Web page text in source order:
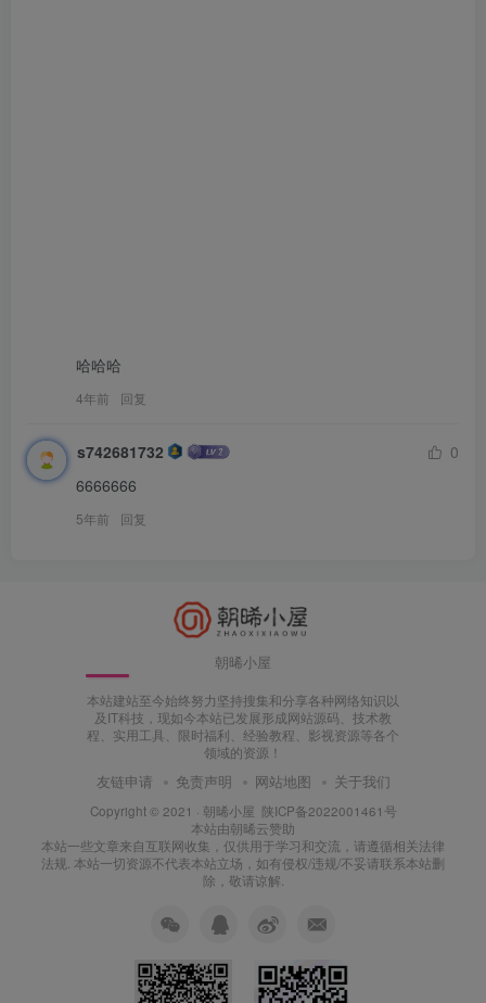
哈哈哈
4年前 回复
s742681732
0
6666666
5年前 回复
朝晞小屋
本站建站至今始终努力坚持搜集和分享各种网络知识以
及IT科技，现如今本站已发展形成网站源码、技术教
程、实用工具、限时福利、经验教程、影视资源等各个
领域的资源！
友链申请 免责声明 网站地图 关于我们
Copyright © 2021 · 朝晞小屋 陕ICP备2022001461号
本站由朝晞云赞助
本站一些文章来自互联网收集，仅供用于学习和交流，请遵循相关法律
法规. 本站一切资源不代表本站立场，如有侵权/违规/不妥请联系本站删
除，敬请谅解.